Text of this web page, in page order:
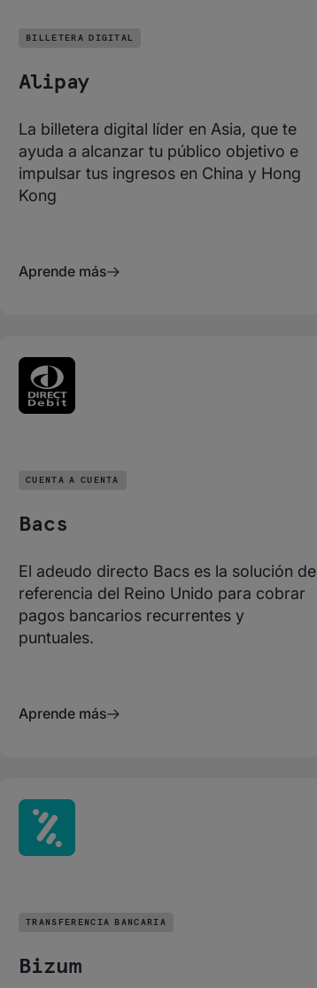
BILLETERA DIGITAL
Alipay
La billetera digital líder en Asia, que te
ayuda a alcanzar tu público objetivo e
impulsar tus ingresos en China y Hong
Kong
Aprende más
CUENTA A CUENTA
Bacs
El adeudo directo Bacs es la solución de
referencia del Reino Unido para cobrar
pagos bancarios recurrentes y
puntuales.
Aprende más
TRANSFERENCIA BANCARIA
Bizum